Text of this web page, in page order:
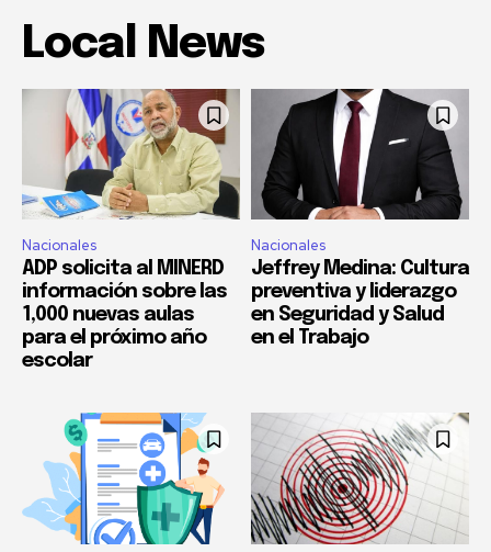
Local News
Nacionales
ADP solicita al MINERD
información sobre las
1,000 nuevas aulas
para el próximo año
escolar
Nacionales
Jeffrey Medina: Cultura
preventiva y liderazgo
en Seguridad y Salud
en el Trabajo